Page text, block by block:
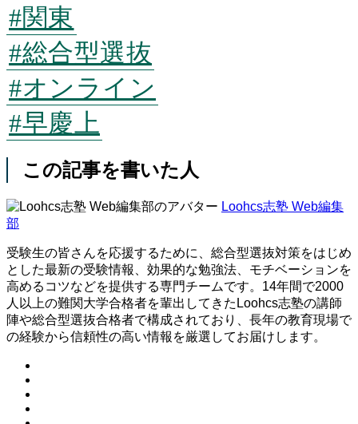
#関東
#総合型選抜
#オンライン
#早慶上
この記事を書いた人
Loohcs志塾 Web編集
部
受験生の皆さんを応援するために、総合型選抜対策をはじめ
とした最新の受験情報、効果的な勉強法、モチベーションを
高めるコツなどを提供する専門チームです。14年間で2000
人以上の難関大学合格者を輩出してきたLoohcs志塾の講師
陣や総合型選抜合格者で構成されており、長年の教育現場で
の経験から信頼性の高い情報を厳選してお届けします。